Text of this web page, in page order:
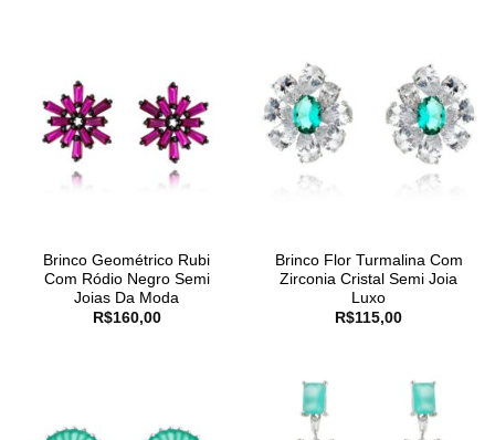
Brinco Geométrico Rubi
Com Ródio Negro Semi
Joias Da Moda
R$160,00
Brinco Flor Turmalina Com
Zirconia Cristal Semi Joia
Luxo
R$115,00